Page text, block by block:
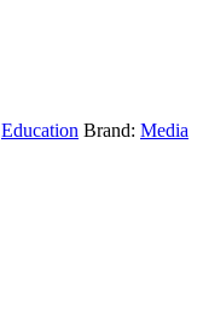
Education Brand: Media